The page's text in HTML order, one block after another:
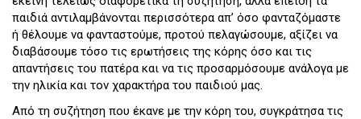
παιδιά αντιλαμβάνονται περισσότερα απ’ όσο φανταζόμαστε
ή θέλουμε να φανταστούμε, προτού πελαγώσουμε, αξίζει να
διαβάσουμε τόσο τις ερωτήσεις της κόρης όσο και τις
απαντήσεις του πατέρα και να τις προσαρμόσουμε ανάλογα με
την ηλικία και τον χαρακτήρα του παιδιού μας.
Από τη συζήτηση που έκανε με την κόρη του, συγκράτησα τις